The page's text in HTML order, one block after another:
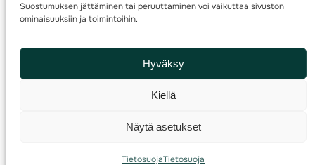
Suostumuksen jättäminen tai peruuttaminen voi vaikuttaa sivuston
ominaisuuksiin ja toimintoihin.
Hyväksy
Kiellä
Näytä asetukset
TietosuojaTietosuoja
© 2025 ·Suomen Suunnistusliitto· Valimotie 10, 00380 Helsinki, Finland
info(a)suunnistusliitto.fi,Rastilipun asiat: rastilippu(a)suunnistusliitto.fi
Kilpailut ja kuntorastit – Rastilippu:::Rastilipun ohjeet